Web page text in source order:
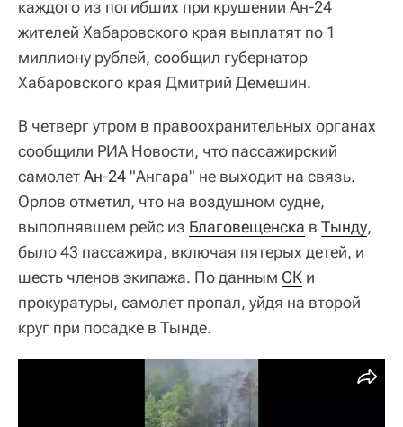
каждого из погибших при крушении Ан-24
жителей Хабаровского края выплатят по 1
миллиону рублей, сообщил губернатор
Хабаровского края Дмитрий Демешин.
В четверг утром в правоохранительных органах
сообщили РИА Новости, что пассажирский
самолетАн-24 "Ангара" не выходит на связь.
Орлов отметил, что на воздушном судне,
выполнявшем рейс из Благовещенска в Тынду,
было 43 пассажира, включая пятерых детей, и
шесть членов экипажа. По данным СК и
прокуратуры, самолет пропал, уйдя на второй
круг при посадке в Тынде.